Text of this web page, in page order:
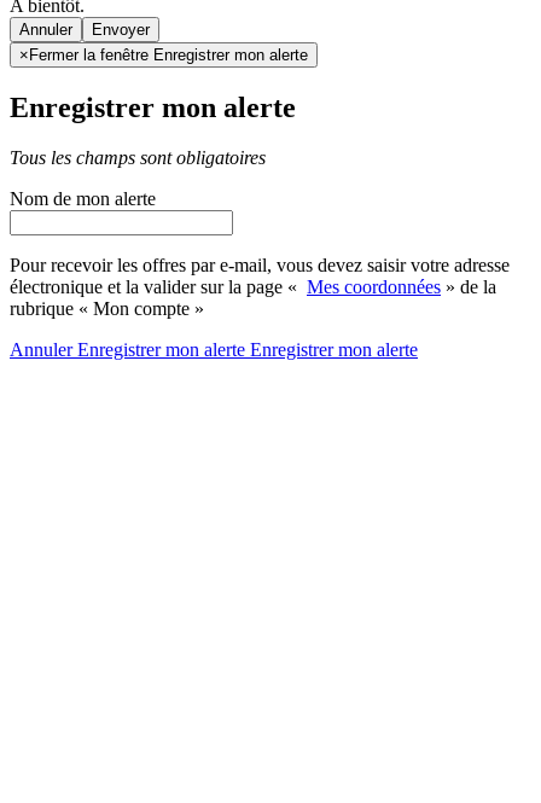
A bientôt.
Annuler
×Fermer la fenêtre Enregistrer mon alerte
Enregistrer mon alerte
Tous les champs sont obligatoires
Nom de mon alerte
Pour recevoir les offres par e-mail, vous devez saisir votre adresse
électronique et la valider sur la page « Mes coordonnées » de la
rubrique « Mon compte »
AnnulerEnregistrer mon alerte Enregistrermon alerte